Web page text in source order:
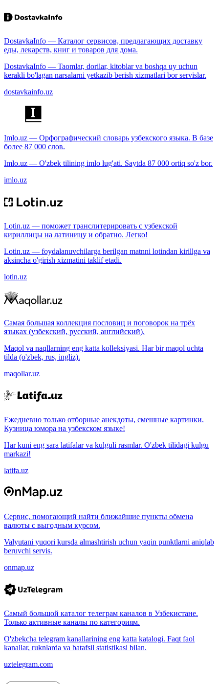
DostavkaInfo — Каталог сервисов, предлагающих доставку
еды, лекарств, книг и товаров для дома.
DostavkaInfo — Taomlar, dorilar, kitoblar va boshqa uy uchun
kerakli bo'lagan narsalarni yetkazib berish xizmatlari bor servislar.
dostavkainfo.uz
Imlo.uz — Орфографический словарь узбекского языка. В базе
более 87 000 слов.
Imlo.uz — O'zbek tilining imlo lug'ati. Saytda 87 000 ortiq so'z bor.
imlo.uz
Lotin.uz — поможет транслитерировать с узбекской
кириллицы на латиницу и обратно. Легко!
Lotin.uz — foydalanuvchilarga berilgan matnni lotindan kirillga va
aksincha o'girish xizmatini taklif etadi.
lotin.uz
Самая большая коллекция пословиц и поговорок на трёх
языках (узбекский, русский, английский).
Maqol va naqllarning eng katta kolleksiyasi. Har bir maqol uchta
tilda (o'zbek, rus, ingliz).
maqollar.uz
Ежедневно только отборные анекдоты, смешные картинки.
Кузница юмора на узбекском языке!
Har kuni eng sara latifalar va kulguli rasmlar. O'zbek tilidagi kulgu
markazi!
latifa.uz
Сервис, помогающий найти ближайшие пункты обмена
валюты с выгодным курсом.
Valyutani yuqori kursda almashtirish uchun yaqin punktlarni aniqlab
beruvchi servis.
onmap.uz
Самый большой каталог телеграм каналов в Узбекистане.
Только активные каналы по категориям.
O'zbekcha telegram kanallarining eng katta katalogi. Faqt faol
kanallar, ruknlarda va batafsil statistikasi bilan.
uztelegram.com